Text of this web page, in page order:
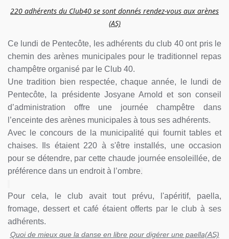
220 adhérents du Club40 se sont donnés rendez-vous aux arènes
(AS)
Ce lundi de Pentecôte, les adhérents du club 40 ont pris le
chemin des arènes municipales pour le traditionnel repas
champêtre organisé par le Club 40.
Une tradition bien respectée, chaque année, le lundi de
Pentecôte, la présidente Josyane Arnold et son conseil
d’administration offre une journée champêtre dans
l’enceinte des arènes municipales à tous ses adhérents.
Avec le concours de la municipalité qui fournit tables et
chaises. Ils étaient 220 à s'être installés, une occasion
pour se détendre, par cette chaude journée ensoleillée, de
préférence dans un endroit à l’ombre
Pour cela, le club avait tout prévu, l'apéritif, paella,
fromage, dessert et café étaient offerts par le club à ses
adhérents.
Quoi de mieux que la danse en libre pour digérer une paella(AS)